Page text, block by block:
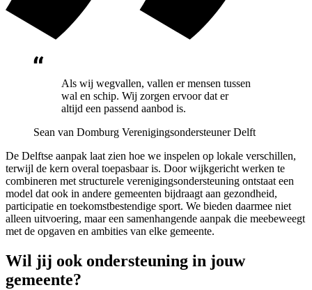
Als wij wegvallen, vallen er mensen tussen
wal en schip. Wij zorgen ervoor dat er
altijd een passend aanbod is.
Sean van Domburg Verenigingsondersteuner Delft
De Delftse aanpak laat zien hoe we inspelen op lokale verschillen,
terwijl de kern overal toepasbaar is. Door wijkgericht werken te
combineren met structurele verenigingsondersteuning ontstaat een
model dat ook in andere gemeenten bijdraagt aan gezondheid,
participatie en toekomstbestendige sport. We bieden daarmee niet
alleen uitvoering, maar een samenhangende aanpak die meebeweegt
met de opgaven en ambities van elke gemeente.
Wil jij ook ondersteuning in jouw
gemeente?